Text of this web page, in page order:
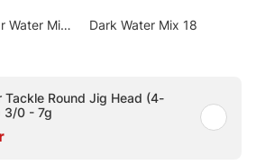
Water Mix
Dark Water Mix 18
Tackle Round Jig Head (4-
3/0 - 7g